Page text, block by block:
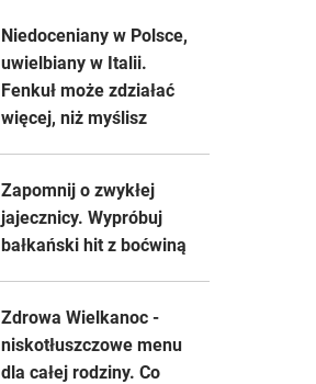
Niedoceniany w Polsce,
uwielbiany w Italii.
Fenkuł może zdziałać
więcej, niż myślisz
Zapomnij o zwykłej
jajecznicy. Wypróbuj
bałkański hit z boćwiną
Zdrowa Wielkanoc -
niskotłuszczowe menu
dla całej rodziny. Co